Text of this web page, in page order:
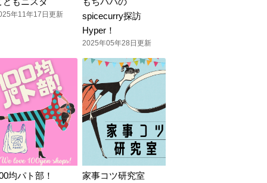
年11年17日更新
spicecurry探訪
Hyper！
2025年05年28日更新
均パト部！ 家事コツ研究室